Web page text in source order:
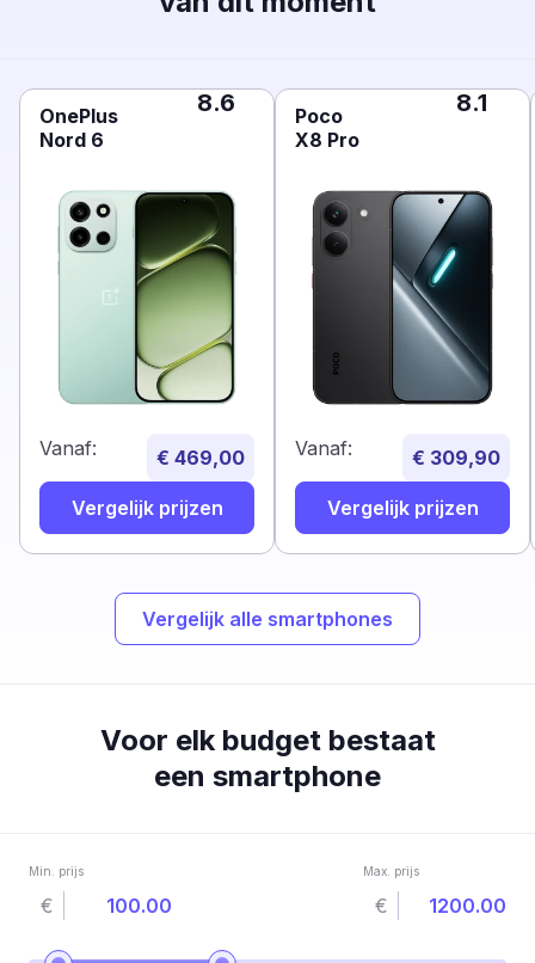
OnePlus
Nord 6
8.6
Vanaf: € 469,00
Vergelijk prijzen
Poco
X8 Pro
8.1
Vanaf: € 309,90
Vergelijk prijzen
Vergelijk alle smartphones
Voor elk budget bestaat
een smartphone
Min. prijs
€
Max. prijs
€